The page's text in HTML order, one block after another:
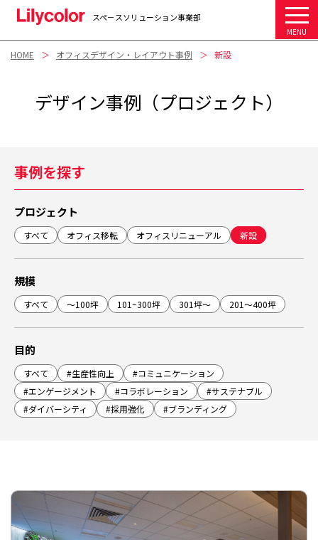
MENU
スペ－スソリューション事業部
HOME オフィスデザイン・レイアウト事例 新設
デザイン事例（プロジェクト）
事例を探す
プロジェクト
すべて オフィス移転 オフィスリニューアル 新設
規模
すべて ～100坪 101~300坪 301坪～ 201～400坪
目的
すべて #生産性向上
#コミュニケーション
#エンゲージメント
#コラボレーション
#サステナブル
#ダイバーシティ
#採用強化 #ブランディング